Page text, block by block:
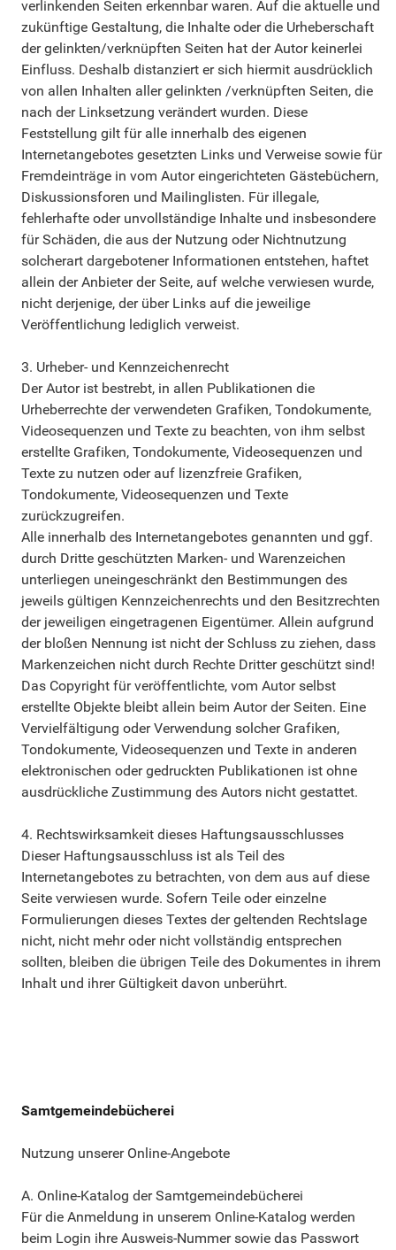
verlinkenden Seiten erkennbar waren. Auf die aktuelle und
zukünftige Gestaltung, die Inhalte oder die Urheberschaft
der gelinkten/verknüpften Seiten hat der Autor keinerlei
Einfluss. Deshalb distanziert er sich hiermit ausdrücklich
von allen Inhalten aller gelinkten /verknüpften Seiten, die
nach der Linksetzung verändert wurden. Diese
Feststellung gilt für alle innerhalb des eigenen
Internetangebotes gesetzten Links und Verweise sowie für
Fremdeinträge in vom Autor eingerichteten Gästebüchern,
Diskussionsforen und Mailinglisten. Für illegale,
fehlerhafte oder unvollständige Inhalte und insbesondere
für Schäden, die aus der Nutzung oder Nichtnutzung
solcherart dargebotener Informationen entstehen, haftet
allein der Anbieter der Seite, auf welche verwiesen wurde,
nicht derjenige, der über Links auf die jeweilige
Veröffentlichung lediglich verweist.
3. Urheber- und Kennzeichenrecht
Der Autor ist bestrebt, in allen Publikationen die
Urheberrechte der verwendeten Grafiken, Tondokumente,
Videosequenzen und Texte zu beachten, von ihm selbst
erstellte Grafiken, Tondokumente, Videosequenzen und
Texte zu nutzen oder auf lizenzfreie Grafiken,
Tondokumente, Videosequenzen und Texte
zurückzugreifen.
Alle innerhalb des Internetangebotes genannten und ggf.
durch Dritte geschützten Marken- und Warenzeichen
unterliegen uneingeschränkt den Bestimmungen des
jeweils gültigen Kennzeichenrechts und den Besitzrechten
der jeweiligen eingetragenen Eigentümer. Allein aufgrund
der bloßen Nennung ist nicht der Schluss zu ziehen, dass
Markenzeichen nicht durch Rechte Dritter geschützt sind!
Das Copyright für veröffentlichte, vom Autor selbst
erstellte Objekte bleibt allein beim Autor der Seiten. Eine
Vervielfältigung oder Verwendung solcher Grafiken,
Tondokumente, Videosequenzen und Texte in anderen
elektronischen oder gedruckten Publikationen ist ohne
ausdrückliche Zustimmung des Autors nicht gestattet.
4. Rechtswirksamkeit dieses Haftungsausschlusses
Dieser Haftungsausschluss ist als Teil des
Internetangebotes zu betrachten, von dem aus auf diese
Seite verwiesen wurde. Sofern Teile oder einzelne
Formulierungen dieses Textes der geltenden Rechtslage
nicht, nicht mehr oder nicht vollständig entsprechen
sollten, bleiben die übrigen Teile des Dokumentes in ihrem
Inhalt und ihrer Gültigkeit davon unberührt.
Samtgemeindebücherei
Nutzung unserer Online-Angebote
A. Online-Katalog der Samtgemeindebücherei
Für die Anmeldung in unserem Online-Katalog werden
beim Login ihre Ausweis-Nummer sowie das Passwort